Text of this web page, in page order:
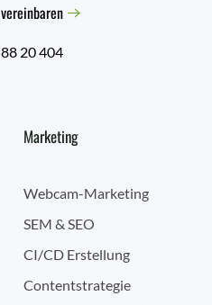
20 404
Marketing
Webcam-Marketing
SEM & SEO
CI/CD Erstellung
Contentstrategie